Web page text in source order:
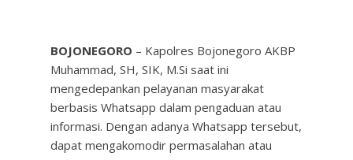
BOJONEGORO – Kapolres Bojonegoro AKBP
Muhammad, SH, SIK, M.Si saat ini
mengedepankan pelayanan masyarakat
berbasis Whatsapp dalam pengaduan atau
informasi. Dengan adanya Whatsapp tersebut,
dapat mengakomodir permasalahan atau